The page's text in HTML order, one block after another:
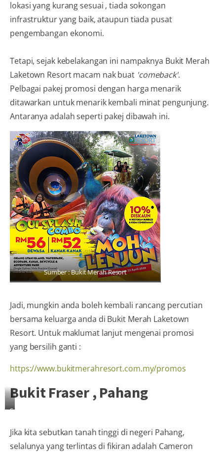
lokasi yang kurang sesuai , tiada sokongan
infrastruktur yang baik, ataupun tiada pusat
pengembangan ekonomi.
Tetapi, sejak kebelakangan ini nampaknya Bukit Merah
Laketown Resort macam nak buat 'comeback'.
Pelbagai pakej promosi dengan harga menarik
ditawarkan untuk menarik kembali minat pengunjung.
Antaranya adalah seperti pakej dibawah ini.
Sumber : Bukit Merah Resort
Jadi, mungkin anda boleh kembali rancang percutian
bersama keluarga anda di Bukit Merah Laketown
Resort. Untuk maklumat lanjut mengenai promosi
yang bersilih ganti :
https://www.bukitmerahresort.com.my/promos
Bukit Fraser , Pahang
Sumber
maisinggah
Jika kita sebutkan tanah tinggi di negeri Pahang,
selalunya yang terlintas di fikiran adalah Cameron